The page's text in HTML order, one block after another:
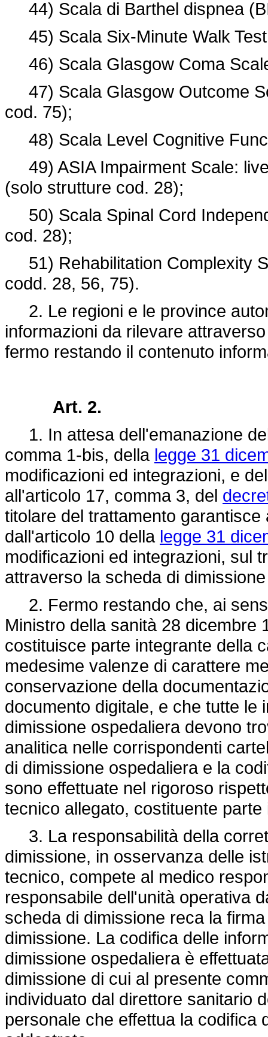
44) Scala di Barthel dispnea
45) Scala Six-Minute Walk
46) Scala Glasgow Coma
47) Scala Glasgow Outcome
cod. 75);
48) Scala Level Cognitive
49) ASIA Impairment Scale:
(solo strutture cod. 28);
50) Scala Spinal Cord
cod. 28);
51) Rehabilitation Complexity
codd. 28, 56, 75).
2. Le regioni e le province
informazioni da rilevare
fermo restando il contenuto
Art. 2.
1. In attesa dell'emanazione
comma 1-bis, della legge 31
modificazioni ed integrazioni, e
all'articolo 17, comma 3, del
titolare del trattamento
dall'articolo 10 della legge 31
modificazioni ed integrazioni, sul
attraverso la scheda di
2. Fermo restando che, ai
Ministro della sanità 28 dicembre
costituisce parte integrante della
medesime valenze di carattere
conservazione della
documento digitale, e che tutte le
dimissione ospedaliera devono
analitica nelle corrispondenti
di dimissione ospedaliera e la
sono effettuate nel rigoroso
tecnico allegato, costituente
3. La responsabilità della
dimissione, in osservanza delle
tecnico, compete al medico
responsabile dell'unità operativa
scheda di dimissione reca la
dimissione. La codifica delle
dimissione ospedaliera è
dimissione di cui al presente
individuato dal direttore sanitario
personale che effettua la codifica